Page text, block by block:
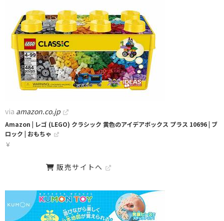
via amazon.co.jp
Amazon | レゴ (LEGO) クラシック 黄色のアイデアボックス プラス 10696 | ブ
ロック | おもちゃ
￥
販売サイトへ